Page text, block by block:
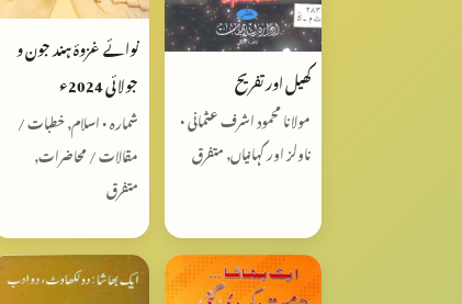
کھیل اور تفریح
مولانا محمود اشرف عثمانی •
ناولز اور کہانیاں, متفرق
نوائے غزوۂ ہند جون و
جولائی 2024ء
شمارہ • اسلام, خطبات /
مقالات / محاضرات,
متفرق